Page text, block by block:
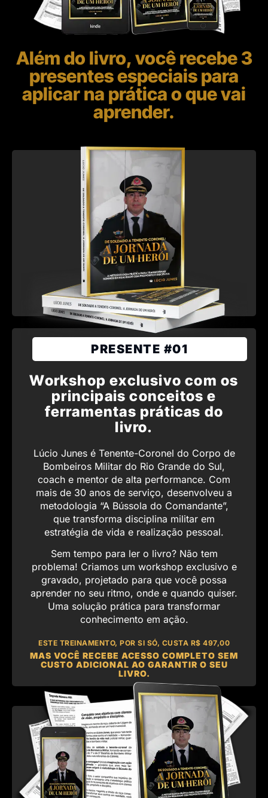
Além do livro, você recebe 3
presentes especiais para
aplicar na prática o que vai
aprender.
PRESENTE #01
Workshop exclusivo com os
principais conceitos e
ferramentas práticas do
livro.
Lúcio Junes é Tenente-Coronel do Corpo de
Bombeiros Militar do Rio Grande do Sul,
coach e mentor de alta performance. Com
mais de 30 anos de serviço, desenvolveu a
metodologia “A Bússola do Comandante”,
que transforma disciplina militar em
estratégia de vida e realização pessoal.
Sem tempo para ler o livro? Não tem
problema! Criamos um workshop exclusivo e
gravado, projetado para que você possa
aprender no seu ritmo, onde e quando quiser.
Uma solução prática para transformar
conhecimento em ação.
ESTE TREINAMENTO, POR SI SÓ, CUSTA R$ 497,00
MAS VOCÊ RECEBE ACESSO COMPLETO SEM
CUSTO ADICIONAL AO GARANTIR O SEU
LIVRO.